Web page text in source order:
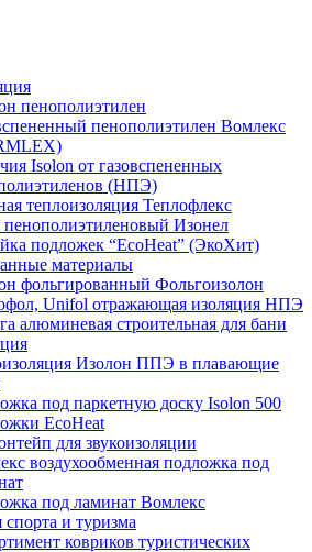
пенополиэтилен
пенополиэтилен Вомлекс
Isolon от газовспененных
(НПЭ)
теплоизоляция Теплофлекс
Изонел
подложек “EcoHeat” (ЭкоХит)
материалы
фольгированный Фольгоизолон
Unifol отражающая изоляция НПЭ
алюминевая строительная для бани
Изолон ППЭ в плавающие
под паркетную доску Isolon 500
EcoHeat
для звукоизоляции
воздухообменная подложка под
под ламинат Вомлекс
и туризма
ковриков туристических